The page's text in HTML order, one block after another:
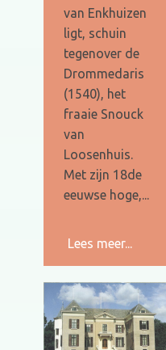
van Enkhuizen
ligt, schuin
tegenover de
Drommedaris
(1540), het
fraaie Snouck
van
Loosenhuis.
Met zijn 18de
eeuwse hoge,...
Lees meer...